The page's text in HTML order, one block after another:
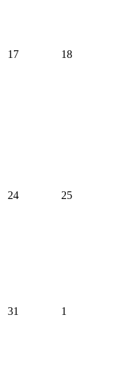
17 18
24 25
31 1